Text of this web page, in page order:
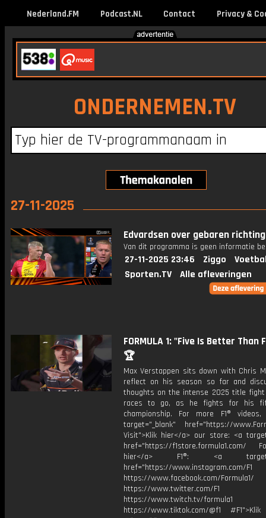
Nederland.FM Podcast.NL Contact Privacy &
ONDERNEMEN.TV
27-11-2025
Edvardsen over gebaren
Van dit programma is geen informatie
27-11-2025 23:46 Ziggo
Sporten.TV
Alle afleveringen
FORMULA 1: "Five Is Better Than
🏆
Max Verstappen sits down with Chris
reflect on his season so far and
thoughts on the intense 2025 title
races to go, as he fights for his
championship. For more F1®
target="_blank" href="https://
Visit">Klik hier</a> our store: <a
href="https://f1store.formula1.com/
hier</a> F1®: <a
href="https://www.instagram.com/F1
https://www.facebook.com/Formula1/
https://www.twitter.com/F1
https://www.twitch.tv/formula1
https://www.tiktok.com/@f1